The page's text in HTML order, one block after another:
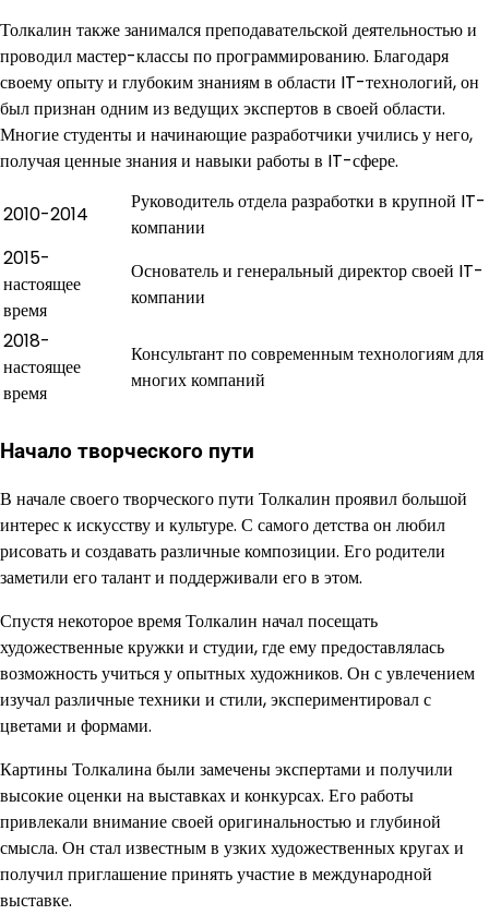
Толкалин также занимался преподавательской деятельностью и
проводил мастер-классы по программированию. Благодаря
своему опыту и глубоким знаниям в области IT-технологий, он
был признан одним из ведущих экспертов в своей области.
Многие студенты и начинающие разработчики учились у него,
получая ценные знания и навыки работы в IT-сфере.
2010-2014
Руководитель отдела разработки в крупной IT-
компании
2015-
настоящее
время
Основатель и генеральный директор своей IT-
компании
2018-
настоящее
время
Консультант по современным технологиям для
многих компаний
Начало творческого пути
В начале своего творческого пути Толкалин проявил большой
интерес к искусству и культуре. С самого детства он любил
рисовать и создавать различные композиции. Его родители
заметили его талант и поддерживали его в этом.
Спустя некоторое время Толкалин начал посещать
художественные кружки и студии, где ему предоставлялась
возможность учиться у опытных художников. Он с увлечением
изучал различные техники и стили, экспериментировал с
цветами и формами.
Картины Толкалина были замечены экспертами и получили
высокие оценки на выставках и конкурсах. Его работы
привлекали внимание своей оригинальностью и глубиной
смысла. Он стал известным в узких художественных кругах и
получил приглашение принять участие в международной
выставке.